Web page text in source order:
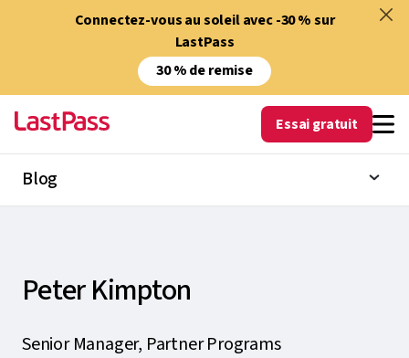
Connectez-vous au soleil avec -30 % sur
LastPass
30 % de remise
Essai gratuit
Blog
Peter Kimpton
Senior Manager, Partner Programs